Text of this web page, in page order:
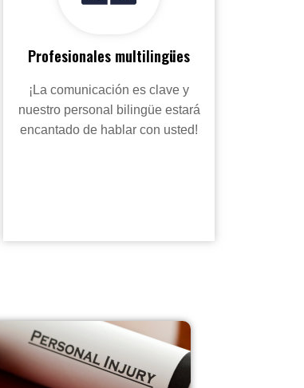
Profesionales multilingües
¡La comunicación es clave y
nuestro personal bilingüe estará
encantado de hablar con usted!